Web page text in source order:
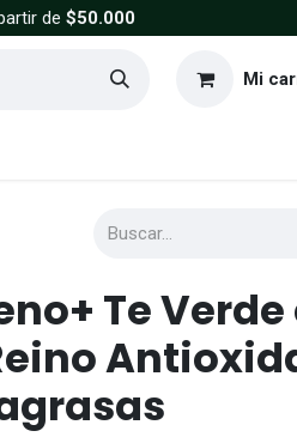
de $50.000
Mi
Te